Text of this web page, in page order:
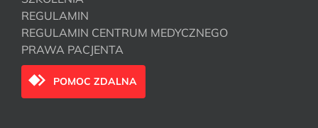
REGULAMIN
REGULAMIN CENTRUM MEDYCZNEGO
PRAWA PACJENTA
POMOC ZDALNA